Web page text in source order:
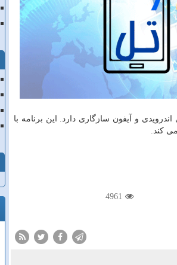
و آیفون سازگاری دارد. این برنامه با
كند.
4961